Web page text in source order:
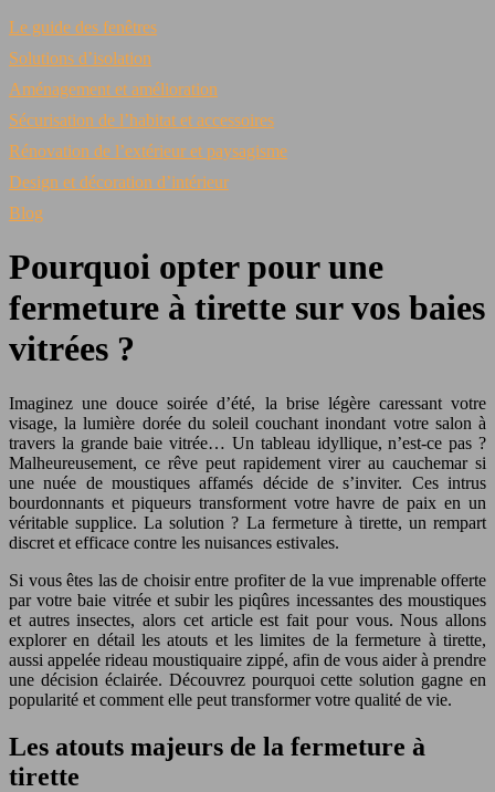
Le guide des fenêtres
Solutions d’isolation
Aménagement et amélioration
Sécurisation de l’habitat et accessoires
Rénovation de l’extérieur et paysagisme
Design et décoration d’intérieur
Blog
Pourquoi opter pour une
fermeture à tirette sur vos baies
vitrées ?
Imaginez une douce soirée d’été, la brise légère caressant votre
visage, la lumière dorée du soleil couchant inondant votre salon à
travers la grande baie vitrée… Un tableau idyllique, n’est-ce pas ?
Malheureusement, ce rêve peut rapidement virer au cauchemar si
une nuée de moustiques affamés décide de s’inviter. Ces intrus
bourdonnants et piqueurs transforment votre havre de paix en un
véritable supplice. La solution ? La fermeture à tirette, un rempart
discret et efficace contre les nuisances estivales.
Si vous êtes las de choisir entre profiter de la vue imprenable offerte
par votre baie vitrée et subir les piqûres incessantes des moustiques
et autres insectes, alors cet article est fait pour vous. Nous allons
explorer en détail les atouts et les limites de la fermeture à tirette,
aussi appelée rideau moustiquaire zippé, afin de vous aider à prendre
une décision éclairée. Découvrez pourquoi cette solution gagne en
popularité et comment elle peut transformer votre qualité de vie.
Les atouts majeurs de la fermeture à
tirette